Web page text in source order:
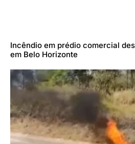
Incêndio em prédio comercial
em Belo Horizonte